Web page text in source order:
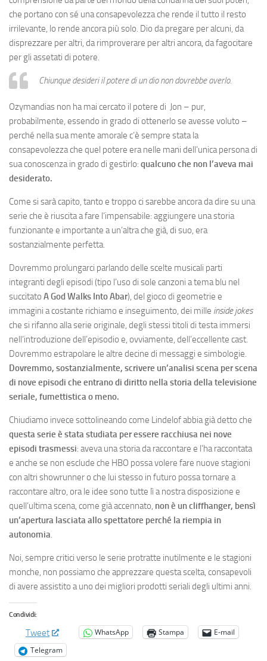
che portano con sé una consapevolezza che rende il tutto il resto
irrilevante, lo rende ancora più solo. Dio da pregare per alcuni, da
disprezzare per altri, da rimproverare per altri ancora, da fagocitare
per gli assetati di potere.
Chiunque desideri il potere di un dio non dovrebbe averlo.
Ozymandias non ha mai cercato il potere di Jon – pur,
probabilmente, essendo in grado di ottenerlo se avesse voluto –
perché nella sua mente amorale c’è sempre stata la
consapevolezza che quel potere era nelle mani dell’unica persona di
sua conoscenza in grado di gestirlo: qualcuno che non l’aveva mai
desiderato.
Come si sarà capito, tanto e troppo ci sarebbe ancora da dire su una
serie che è riuscita a fare l’impensabile: aggiungere una storia
funzionante e importante a un’altra che già, di suo, era
sostanzialmente perfetta.
Dovremmo prolungarci parlando delle scelte musicali parti
integranti degli episodi (tipo l’uso di sole canzoni a tema blu nel
succitato A God Walks Into Abar), del gioco di geometrie e
immagini a costante richiamo e inseguimento, dei mille inside jokes
che si rifanno alla serie originale, degli stessi titoli di testa immersi
nell’introduzione dell’episodio e, ovviamente, dell’eccellente cast.
Dovremmo estrapolare le altre decine di messaggi e simbologie.
Dovremmo, sostanzialmente, scrivere un’analisi scena per scena
di nove episodi che entrano di diritto nella storia della televisione
seriale, fumettistica o meno.
Chiudiamo invece sottolineando come Lindelof abbia già detto che
questa serie è stata studiata per essere racchiusa nei nove
episodi trasmessi: aveva una storia da raccontare e l’ha raccontata
e anche se non esclude che HBO possa volere fare nuove stagioni
con altri showrunner o che lui stesso in futuro possa tornare a
raccontare altro, ora le idee sono tutte lì a nostra disposizione e
quell’ultima scena, come già accennato, non è un cliffhanger, bensì
un’apertura lasciata allo spettatore perché la riempia in
autonomia.
Noi, sempre critici verso le serie protratte inutilmente e le stagioni
monche, non possiamo che apprezzare questa scelta, consapevoli
di avere assistito a uno dei migliori prodotti seriali degli ultimi anni.
Condividi:
Tweet WhatsApp Stampa
E-mail
Telegram